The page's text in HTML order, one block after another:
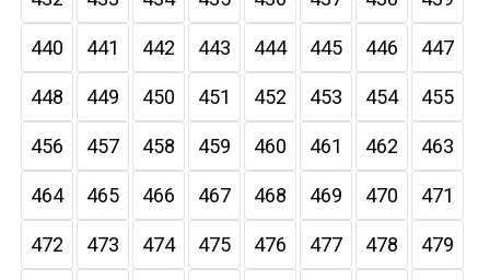
440 441 442 443 444 445 446 447
448 449 450 451 452 453 454 455
456 457 458 459 460 461 462 463
464 465 466 467 468 469 470 471
472 473 474 475 476 477 478 479